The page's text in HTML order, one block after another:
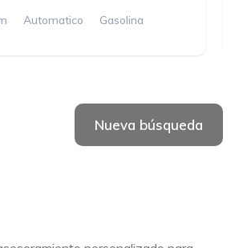
Automatico Gasolina
Nueva búsqueda